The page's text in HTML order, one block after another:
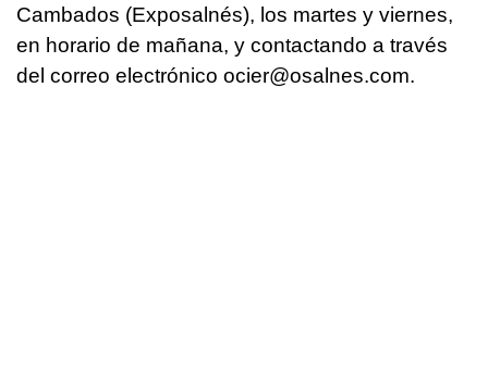
Cambados (Exposalnés), los martes y viernes,
en horario de mañana, y contactando a través
del correo electrónico ocier@osalnes.com.